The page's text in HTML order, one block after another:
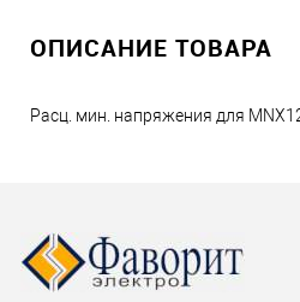
ОПИСАНИЕ ТОВАРА
Расц. мин. напряжения для